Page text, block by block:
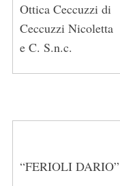
Ottica Ceccuzzi di
Ceccuzzi Nicoletta
e C. S.n.c.
“FERIOLI DARIO”